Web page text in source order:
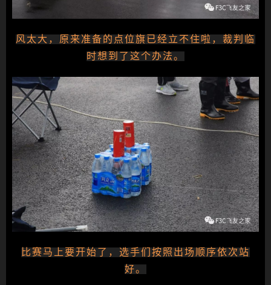
风太大，原来准备的点位旗已经立不住啦，裁判临
时想到了这个办法。
比赛马上要开始了，选手们按照出场顺序依次站
好。